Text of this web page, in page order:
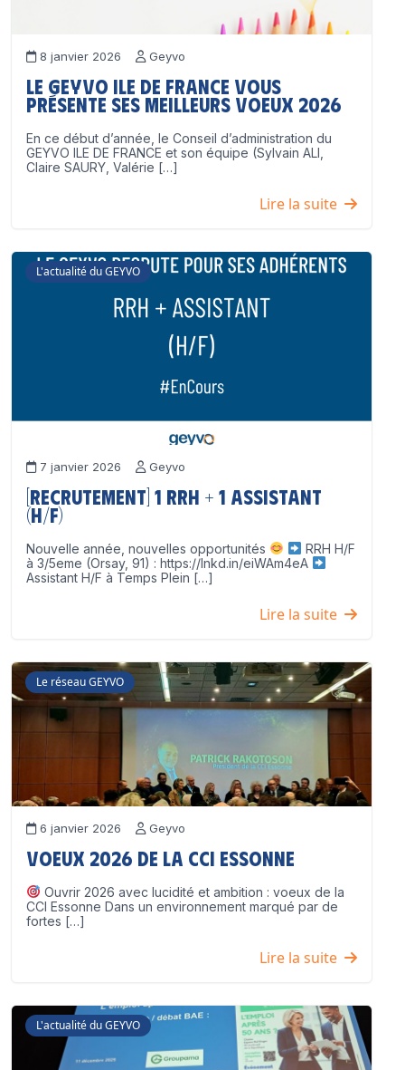
8 janvier 2026 Geyvo
Le GEYVO Ile de France vous
présente ses meilleurs voeux 2026
En ce début d’année, le Conseil d’administration du
GEYVO ILE DE FRANCE et son équipe (Sylvain ALI,
Claire SAURY, Valérie […]
Lire la suite
L'actualité du GEYVO
7 janvier 2026 Geyvo
[Recrutement] 1 RRH + 1 Assistant
(H/F)
Nouvelle année, nouvelles opportunités
RRH H/F
à 3/5eme (Orsay, 91) : https://lnkd.in/eiWAm4eA
Assistant H/F à Temps Plein […]
Lire la suite
Le réseau GEYVO
6 janvier 2026 Geyvo
Voeux 2026 de la CCI Essonne
Ouvrir 2026 avec lucidité et ambition : voeux de la
CCI Essonne Dans un environnement marqué par de
fortes […]
Lire la suite
L'actualité du GEYVO